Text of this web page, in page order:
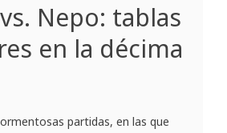
Nepo: tablas
en la décima
partidas, en las que